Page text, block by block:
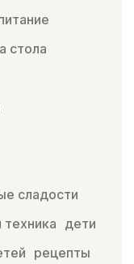
стола
сладости
дети
рецепты